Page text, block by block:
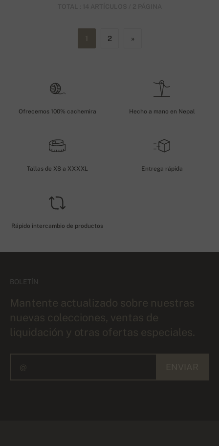
2 »
Ofrecemos 100% cachemira Hecho a mano en Nepal
Tallas de XS a XXXXL Entrega rápida
Rápido intercambio de productos
BOLETÍN
Mantente actualizado sobre nuestras
nuevas colecciones, ventas de
liquidación y otras ofertas especiales.